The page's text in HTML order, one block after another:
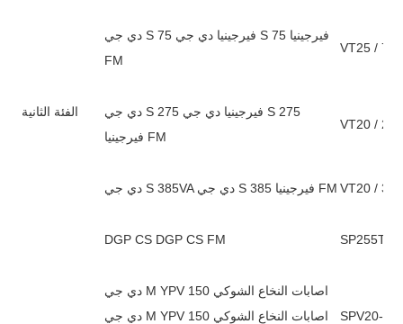
الفئة الثانية
دي جي S 75 فيرجينيا دي جي S 75 فيرجينيا
FM
VT25 / 75
دي جي S 275 فيرجينيا دي جي S 275
فيرجينيا FM
VT20 /
دي جي S 385VA دي جي S 385 فيرجينيا FM VT20 /
DGP CS DGP CS FM
دي جي M YPV اصابات النخاع الشوكي 150
دي جي M YPV اصابات النخاع الشوكي 150